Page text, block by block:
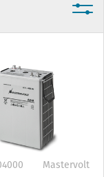
Mastervolt